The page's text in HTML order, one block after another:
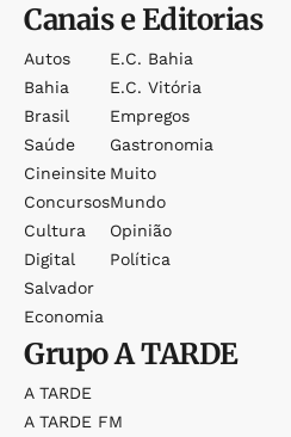
Canais e Editorias
Autos
Bahia
Brasil
Saúde
Cineinsite
Concursos
Cultura
Digital
Salvador
Economia
E.c. Bahia
E.c. Vitória
Empregos
Gastronomia
Muito
Mundo
Opinião
Política
GrupoA TARDE
A TARDE
A TARDE FM